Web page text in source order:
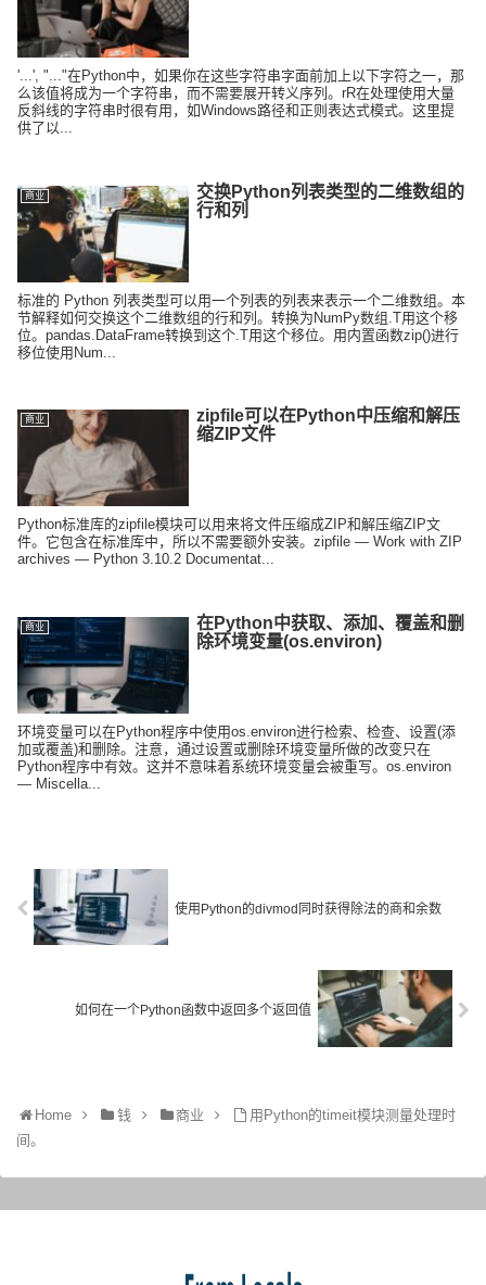
'...', "..."在Python中，如果你在这些字符串字面前加上以下字符之一，那
么该值将成为一个字符串，而不需要展开转义序列。rR在处理使用大量
反斜线的字符串时很有用，如Windows路径和正则表达式模式。这里提
供了以...
商业
交换Python列表类型的二维数组的
行和列
标准的 Python 列表类型可以用一个列表的列表来表示一个二维数组。本
节解释如何交换这个二维数组的行和列。转换为NumPy数组.T用这个移
位。pandas.DataFrame转换到这个.T用这个移位。用内置函数zip()进行
移位使用Num...
商业
zipfile可以在Python中压缩和解压
缩ZIP文件
Python标准库的zipfile模块可以用来将文件压缩成ZIP和解压缩ZIP文
件。它包含在标准库中，所以不需要额外安装。zipfile — Work with ZIP
archives — Python 3.10.2 Documentat...
商业
在Python中获取、添加、覆盖和删
除环境变量(os.environ)
环境变量可以在Python程序中使用os.environ进行检索、检查、设置(添
加或覆盖)和删除。注意，通过设置或删除环境变量所做的改变只在
Python程序中有效。这并不意味着系统环境变量会被重写。os.environ
— Miscella...
使用Python的divmod同时获得除法的商和余数
如何在一个Python函数中返回多个返回值
Home 钱 商业
用Python的timeit模块测量处理时
间。